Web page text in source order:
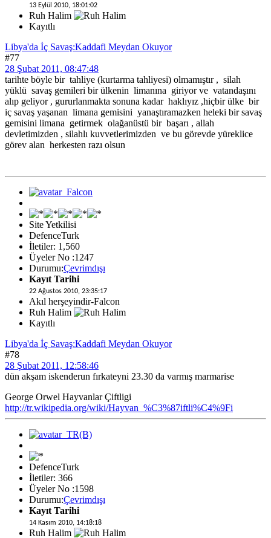
13 Eylül 2010, 18:01:02
Ruh Halim
Kayıtlı
Libya'da İç Savaş:Kaddafi Meydan Okuyor
#77
28 Şubat 2011, 08:47:48
tarihte böyle bir tahliye (kurtarma tahliyesi) olmamıştır , silah
yüklü savaş gemileri bir ülkenin limanına giriyor ve vatandaşını
alıp geliyor , gururlanmakta sonuna kadar haklıyız ,hiçbir ülke bir
iç savaş yaşanan limana gemisini yanaştıramazken heleki bir savaş
gemisini limana getirmek olağanüstü bir başarı , allah
devletimizden , silahlı kuvvetlerimizden ve bu görevde yüreklice
görev alan herkesten razı olsun
Site Yetkilisi
DefenceTurk
İletiler: 1,560
Üyeler No :1247
Durumu:Çevrimdışı
Kayıt Tarihi
22 Ağustos 2010, 23:35:17
Akıl herşeyindir-Falcon
Ruh Halim
Kayıtlı
Libya'da İç Savaş:Kaddafi Meydan Okuyor
#78
28 Şubat 2011, 12:58:46
dün akşam iskenderun fırkateyni 23.30 da varmış marmarise
George Orwel Hayvanlar Çiftligi
http://tr.wikipedia.org/wiki/Hayvan_%C3%87iftli%C4%9Fi
DefenceTurk
İletiler: 366
Üyeler No :1598
Durumu:Çevrimdışı
Kayıt Tarihi
14 Kasım 2010, 14:18:18
Ruh Halim